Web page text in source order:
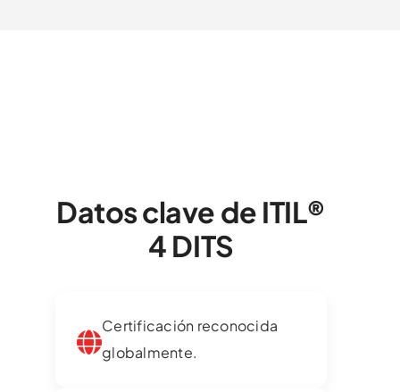
Datos clave de ITIL®
4 DITS
Certificación reconocida
globalmente.